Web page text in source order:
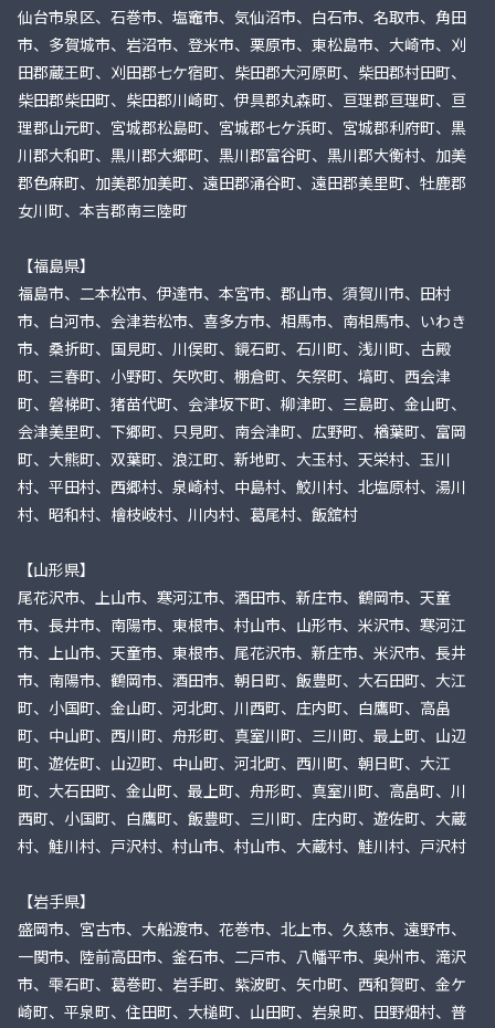
仙台市泉区、石巻市、塩竈市、気仙沼市、白石市、名取市、角田
市、多賀城市、岩沼市、登米市、栗原市、東松島市、大崎市、刈
田郡蔵王町、刈田郡七ケ宿町、柴田郡大河原町、柴田郡村田町、
柴田郡柴田町、柴田郡川崎町、伊具郡丸森町、亘理郡亘理町、亘
理郡山元町、宮城郡松島町、宮城郡七ケ浜町、宮城郡利府町、黒
川郡大和町、黒川郡大郷町、黒川郡富谷町、黒川郡大衡村、加美
郡色麻町、加美郡加美町、遠田郡涌谷町、遠田郡美里町、牡鹿郡
女川町、本吉郡南三陸町
【福島県】
福島市、二本松市、伊達市、本宮市、郡山市、須賀川市、田村
市、白河市、会津若松市、喜多方市、相馬市、南相馬市、いわき
市、桑折町、国見町、川俣町、鏡石町、石川町、浅川町、古殿
町、三春町、小野町、矢吹町、棚倉町、矢祭町、塙町、西会津
町、磐梯町、猪苗代町、会津坂下町、柳津町、三島町、金山町、
会津美里町、下郷町、只見町、南会津町、広野町、楢葉町、富岡
町、大熊町、双葉町、浪江町、新地町、大玉村、天栄村、玉川
村、平田村、西郷村、泉崎村、中島村、鮫川村、北塩原村、湯川
村、昭和村、檜枝岐村、川内村、葛尾村、飯舘村
【山形県】
尾花沢市、上山市、寒河江市、酒田市、新庄市、鶴岡市、天童
市、長井市、南陽市、東根市、村山市、山形市、米沢市、寒河江
市、上山市、天童市、東根市、尾花沢市、新庄市、米沢市、長井
市、南陽市、鶴岡市、酒田市、朝日町、飯豊町、大石田町、大江
町、小国町、金山町、河北町、川西町、庄内町、白鷹町、高畠
町、中山町、西川町、舟形町、真室川町、三川町、最上町、山辺
町、遊佐町、山辺町、中山町、河北町、西川町、朝日町、大江
町、大石田町、金山町、最上町、舟形町、真室川町、高畠町、川
西町、小国町、白鷹町、飯豊町、三川町、庄内町、遊佐町、大蔵
村、鮭川村、戸沢村、村山市、村山市、大蔵村、鮭川村、戸沢村
【岩手県】
盛岡市、宮古市、大船渡市、花巻市、北上市、久慈市、遠野市、
一関市、陸前高田市、釜石市、二戸市、八幡平市、奥州市、滝沢
市、雫石町、葛巻町、岩手町、紫波町、矢巾町、西和賀町、金ケ
崎町、平泉町、住田町、大槌町、山田町、岩泉町、田野畑村、普